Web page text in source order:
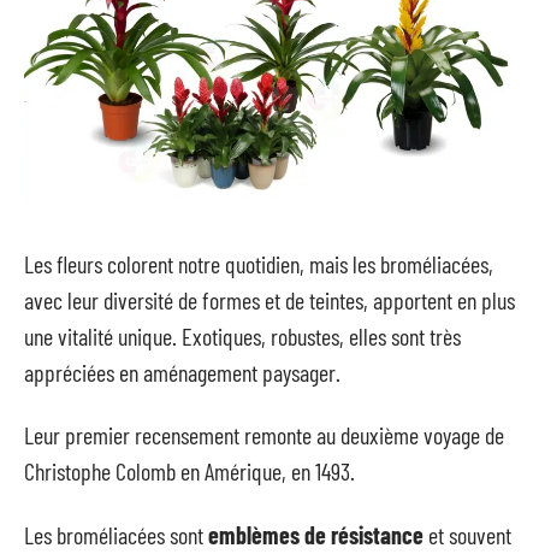
Les fleurs colorent notre quotidien, mais les broméliacées,
avec leur diversité de formes et de teintes, apportent en plus
une vitalité unique. Exotiques, robustes, elles sont très
appréciées en aménagement paysager.
Leur premier recensement remonte au deuxième voyage de
Christophe Colomb en Amérique, en 1493.
Les broméliacées sontemblèmes de résistance et souvent